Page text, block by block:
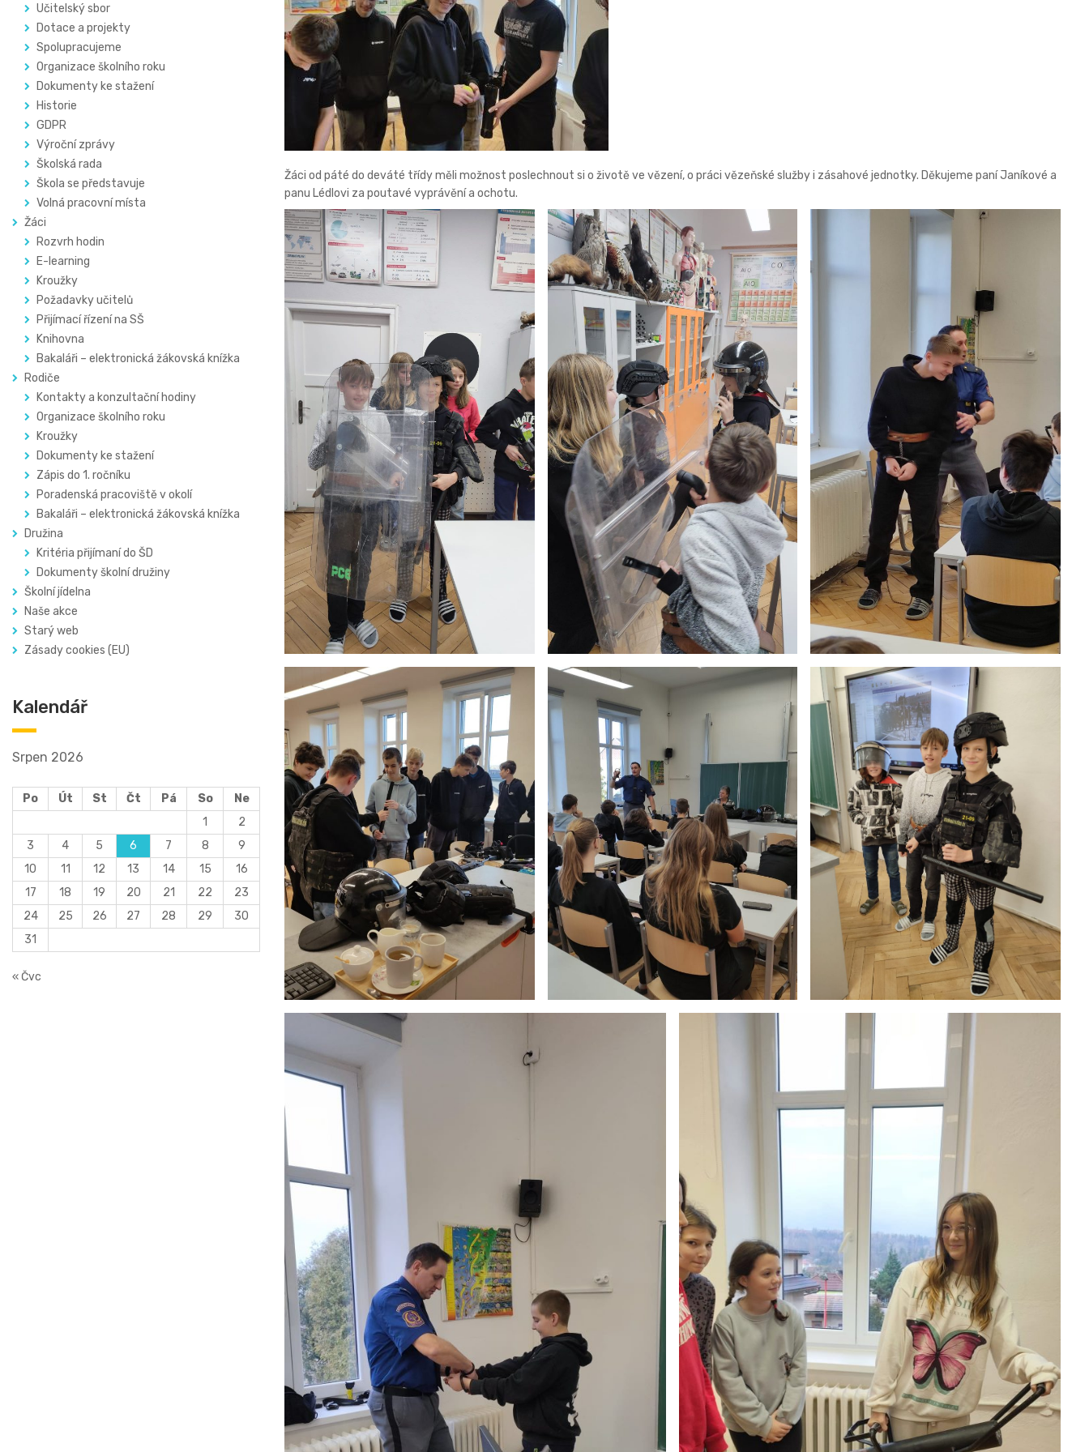
Učitelský sbor
Dotace a projekty
Spolupracujeme
Organizace školního roku
Dokumenty ke stažení
Historie
GDPR
Výroční zprávy
Školská rada
Škola se představuje
Volná pracovní místa
Žáci
Rozvrh hodin
E-learning
Kroužky
Požadavky učitelů
Přijímací řízení na SŠ
Knihovna
Bakaláři – elektronická žákovská knížka
Rodiče
Kontakty a konzultační hodiny
Organizace školního roku
Kroužky
Dokumenty ke stažení
Zápis do 1. ročníku
Poradenská pracoviště v okolí
Bakaláři – elektronická žákovská knížka
Družina
Kritéria přijímaní do ŠD
Dokumenty školní družiny
Školní jídelna
Naše akce
Starý web
Zásady cookies (EU)
Kalendář
Srpen 2026
Po Út St Čt Pá So
Ne
1
2
3
4 5 6 7 8
9
10
11 12 13 14 15
16
17
18 19 20 21 22
23
24
25 26 27 28 29
30
31
« Čvc
Žáci od páté do deváté třídy měli možnost poslechnout si o životě ve vězení, o práci vězeňské služby i zásahové jednotky. Děkujeme paní Janíkové a
panu Lédlovi za poutavé vyprávění a ochotu.